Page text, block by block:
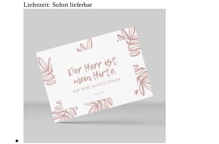
Lieferzeit: Sofort lieferbar